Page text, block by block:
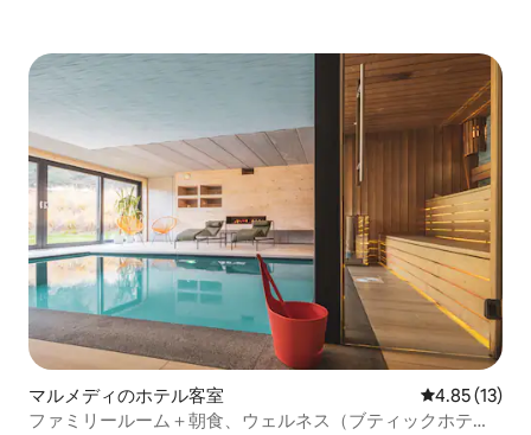
マルメディのホテル客室 レビュー13
4.85 (13)
ファミリールーム＋朝食、ウェルネス（ブティックホテ